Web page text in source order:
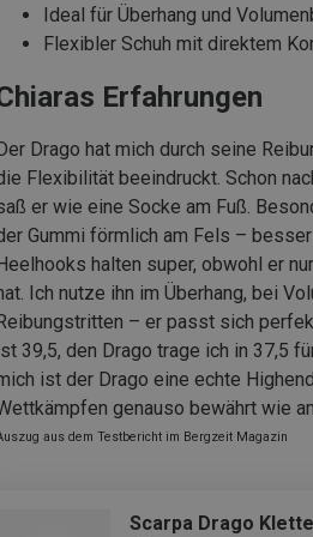
Ideal für Überhang und
Flexibler Schuh mit direktem
Erfahrungen
Drago hat mich durch seine
Flexibilität beeindruckt. Schon
er wie eine Socke am Fuß.
Gummi förmlich am Fels – besser
halten super, obwohl er
Ich nutze ihn im Überhang, bei
– er passt sich
39,5, den Drago trage ich in 37,5
ist der Drago eine echte
genauso bewährt wie
aus dem Testbericht im Bergzeit Magazin
Scarpa Drago